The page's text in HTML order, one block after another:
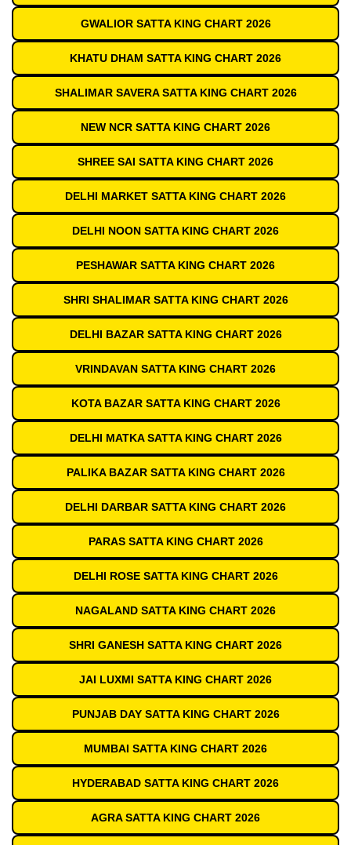
GWALIOR SATTA KING CHART 2026
KHATU DHAM SATTA KING CHART 2026
SHALIMAR SAVERA SATTA KING CHART 2026
NEW NCR SATTA KING CHART 2026
SHREE SAI SATTA KING CHART 2026
DELHI MARKET SATTA KING CHART 2026
DELHI NOON SATTA KING CHART 2026
PESHAWAR SATTA KING CHART 2026
SHRI SHALIMAR SATTA KING CHART 2026
DELHI BAZAR SATTA KING CHART 2026
VRINDAVAN SATTA KING CHART 2026
KOTA BAZAR SATTA KING CHART 2026
DELHI MATKA SATTA KING CHART 2026
PALIKA BAZAR SATTA KING CHART 2026
DELHI DARBAR SATTA KING CHART 2026
PARAS SATTA KING CHART 2026
DELHI ROSE SATTA KING CHART 2026
NAGALAND SATTA KING CHART 2026
SHRI GANESH SATTA KING CHART 2026
JAI LUXMI SATTA KING CHART 2026
PUNJAB DAY SATTA KING CHART 2026
MUMBAI SATTA KING CHART 2026
HYDERABAD SATTA KING CHART 2026
AGRA SATTA KING CHART 2026